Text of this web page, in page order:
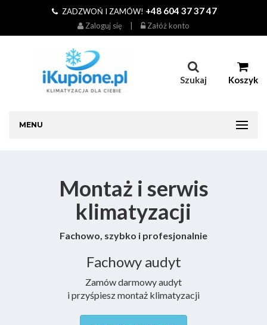
ZADZWOŃ I ZAMÓW! +48 604 37 37 47
Zaloguj się Załóż konto
Szukaj Koszyk
MENU
Montaż i serwis
klimatyzacji
Fachowo, szybko i profesjonalnie
Fachowy audyt
Zamów darmowy audyt
i przyśpiesz montaż klimatyzacji